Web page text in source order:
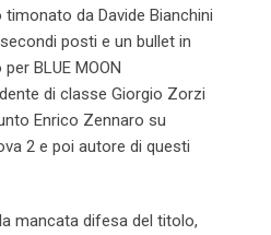
timonato da Davide Bianchini
posti e un bullet in
BLUE MOON
di classe Giorgio Zorzi
Enrico Zennaro su
2 e poi autore di questi
mancata difesa del titolo,